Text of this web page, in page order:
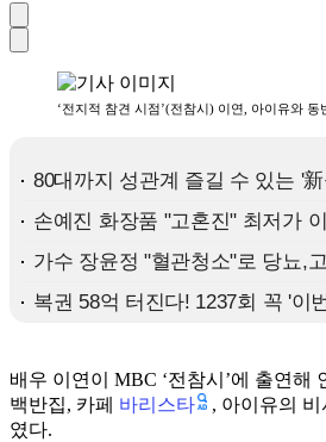
‘전지적 참견 시점’(전참시) 이연, 아이유와
배우 이연이 MBC ‘전참시’에 출연해
백반집, 카페 바리스타
, 아이유의
였다.